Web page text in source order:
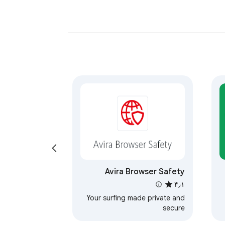
Avira Browser Safety
۴٫۱
Your surfing made private and
secure